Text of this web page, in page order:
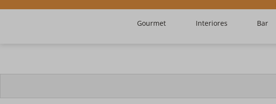
Gourmet Interiores Bar